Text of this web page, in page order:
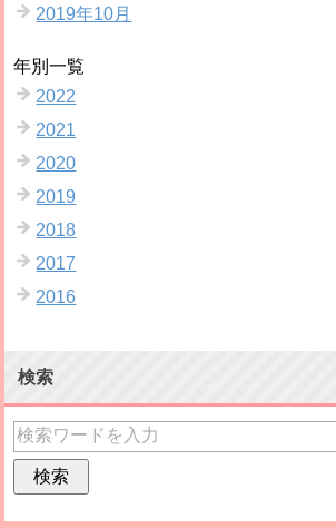
2019年10月
年別一覧
2022
2021
2020
2019
2018
2017
2016
検索